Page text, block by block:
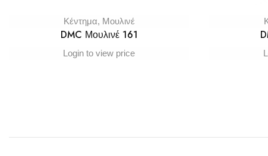
Κέντημα, Μουλινέ
DMC Μουλινέ 161
Login to view price